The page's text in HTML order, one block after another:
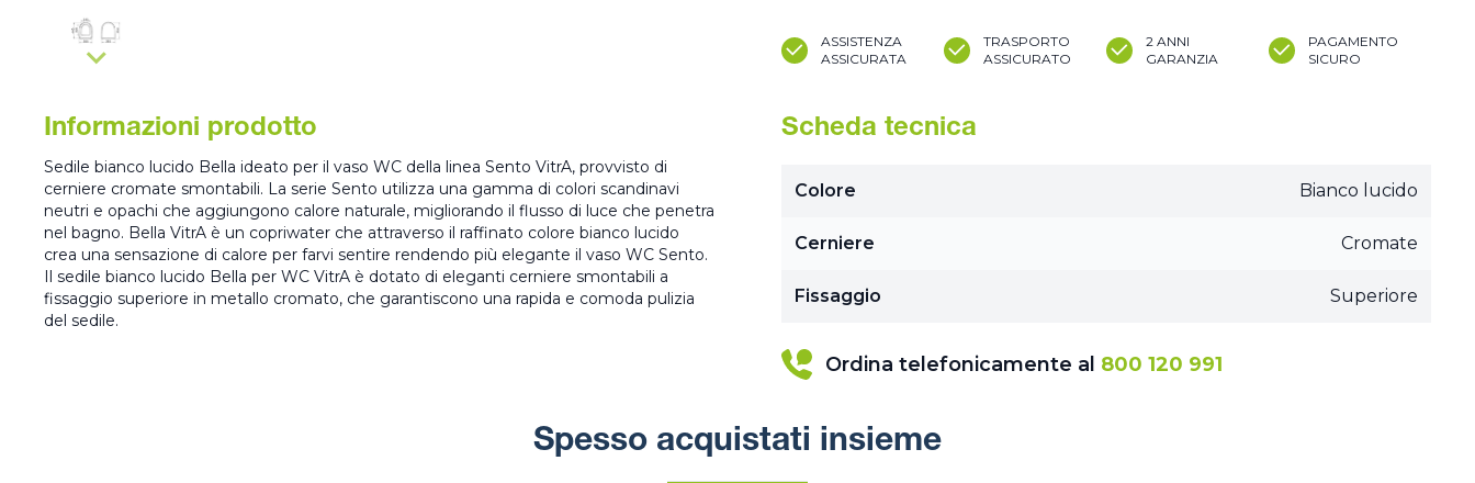
ASSISTENZA
ASSICURATA
TRASPORTO
ASSICURATO
2 ANNI
GARANZIA
PAGAMENTO
SICURO
Informazioni prodotto
Sedile bianco lucido Bella ideato per il vaso WC della linea Sento VitrA, provvisto di
cerniere cromate smontabili. La serie Sento utilizza una gamma di colori scandinavi
neutri e opachi che aggiungono calore naturale, migliorando il flusso di luce che penetra
nel bagno. Bella VitrA è un copriwater che attraverso il raffinato colore bianco lucido
crea una sensazione di calore per farvi sentire rendendo più elegante il vaso WC Sento.
Il sedile bianco lucido Bella per WC VitrA è dotato di eleganti cerniere smontabili a
fissaggio superiore in metallo cromato, che garantiscono una rapida e comoda pulizia
del sedile.
Scheda tecnica
Colore Bianco lucido
Cerniere Cromate
Fissaggio Superiore
Ordina telefonicamente al 800 120 991
Spesso acquistati insieme